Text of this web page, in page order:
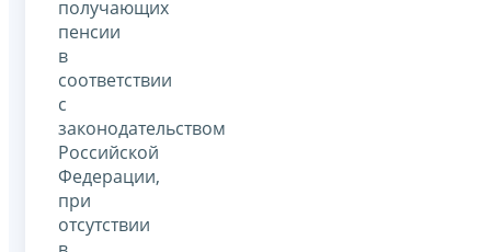
получающих
пенсии
в
соответствии
с
законодательством
Российской
Федерации,
при
отсутствии